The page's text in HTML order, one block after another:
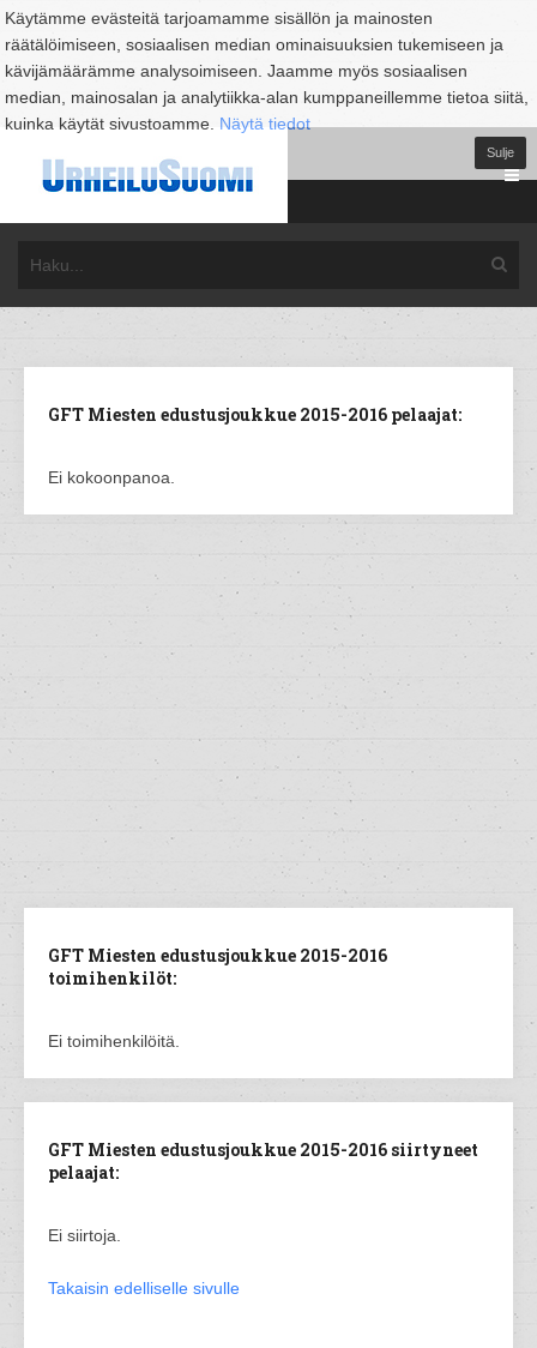
Käytämme evästeitä tarjoamamme sisällön ja mainosten
räätälöimiseen, sosiaalisen median ominaisuuksien tukemiseen ja
kävijämäärämme analysoimiseen. Jaamme myös sosiaalisen
median, mainosalan ja analytiikka-alan kumppaneillemme tietoa siitä,
kuinka käytät sivustoamme. Näytä tiedot
Sulje
GFT Miesten edustusjoukkue 2015-2016 pelaajat:
Ei kokoonpanoa.
GFT Miesten edustusjoukkue 2015-2016
toimihenkilöt:
Ei toimihenkilöitä.
GFT Miesten edustusjoukkue 2015-2016 siirtyneet
pelaajat:
Ei siirtoja.
Takaisin edelliselle sivulle